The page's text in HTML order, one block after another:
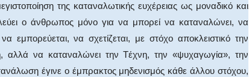
της καταναλωτικής ευχέρειας ως μοναδικό και
ο άνθρωπος μόνο για να μπορεί να καταναλώνει, να
εμπορεύεται, να σχετίζεται, με στόχο αποκλειστικό την
αλλά να καταναλώνει την Tέχνη, την «ψυχαγωγία», την
έγινε ο έμπρακτος μηδενισμός κάθε άλλου στόχου,